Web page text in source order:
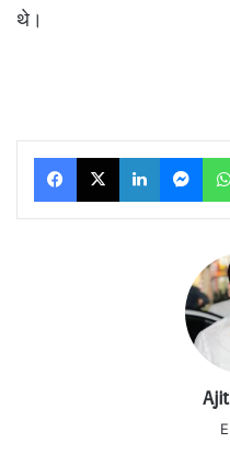
थे।
Facebook
X LinkedIn